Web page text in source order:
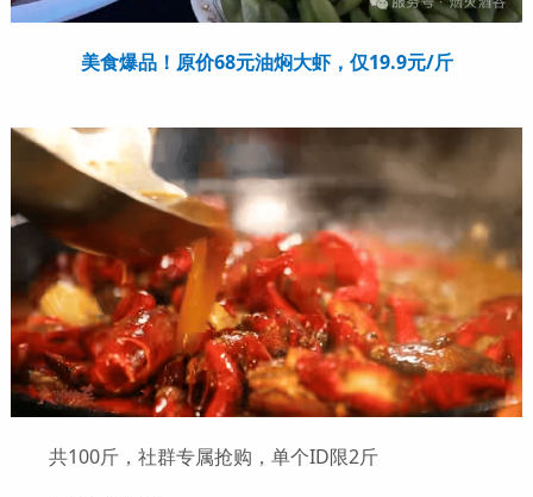
美食爆品！ 原价68元油焖大虾，仅19.9元/斤
共100斤，社群专属抢购，单个ID限2斤